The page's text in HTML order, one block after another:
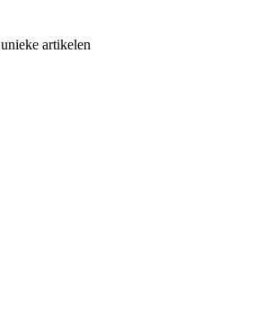
unieke artikelen